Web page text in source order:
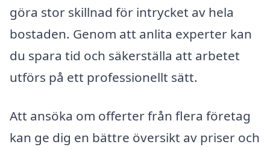
göra stor skillnad för intrycket av hela
bostaden. Genom att anlita experter kan
du spara tid och säkerställa att arbetet
utförs på ett professionellt sätt.
Att ansöka om offerter från flera företag
kan ge dig en bättre översikt av priser och